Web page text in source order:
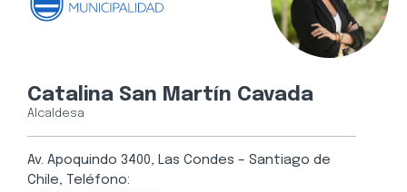
Catalina San Martín Cavada
Alcaldesa
Av. Apoquindo 3400, Las Condes – Santiago de
Chile, Teléfono: